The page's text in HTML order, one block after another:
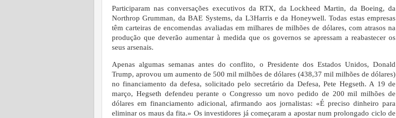
Participaram nas conversações executivos da RTX, da Lockheed Martin, da Boeing, da
Northrop Grumman, da BAE Systems, da L3Harris e da Honeywell. Todas estas empresas
têm carteiras de encomendas avaliadas em milhares de milhões de dólares, com atrasos na
produção que deverão aumentar à medida que os governos se apressam a reabastecer os
seus arsenais.
Apenas algumas semanas antes do conflito, o Presidente dos Estados Unidos, Donald
Trump, aprovou um aumento de 500 mil milhões de dólares (438,37 mil milhões de dólares)
no financiamento da defesa, solicitado pelo secretário da Defesa, Pete Hegseth. A 19 de
março, Hegseth defendeu perante o Congresso um novo pedido de 200 mil milhões de
dólares em financiamento adicional, afirmando aos jornalistas: «É preciso dinheiro para
eliminar os maus da fita.» Os investidores já começaram a apostar num prolongado ciclo de